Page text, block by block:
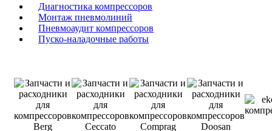
Диагностика компрессоров
Монтаж пневмолиний
Пневмоаудит компрессоров
Пуско-наладочные работы